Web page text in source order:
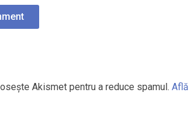
Akismet pentru a reduce spamul. Află